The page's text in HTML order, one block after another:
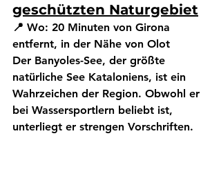
geschützten Naturgebiet
📍 Wo: 20 Minuten von Girona
entfernt, in der Nähe von Olot
Der Banyoles-See, der größte
natürliche See Kataloniens, ist ein
Wahrzeichen der Region. Obwohl er
bei Wassersportlern beliebt ist,
unterliegt er strengen Vorschriften.